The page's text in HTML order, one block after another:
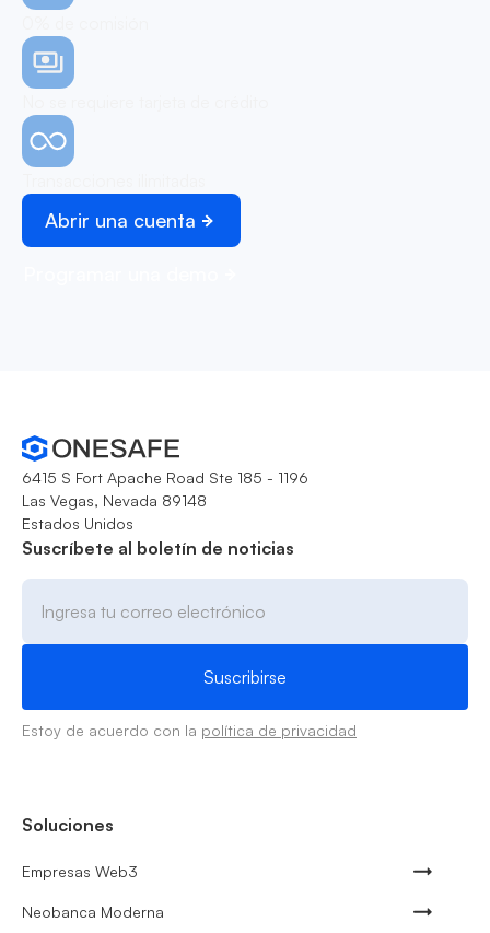
Abrir una cuenta
6415 S Fort Apache Road Ste 185 - 1196
Las Vegas, Nevada 89148
Estados Unidos
Suscríbete al boletín de noticias
Estoy de acuerdo con la política de privacidad
Soluciones
Empresas Web3
Neobanca Moderna